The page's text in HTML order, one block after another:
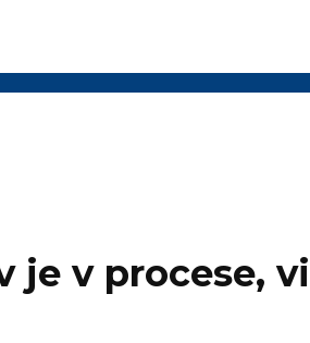
v procese,